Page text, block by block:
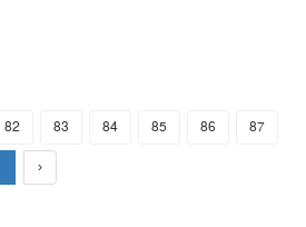
82 83 84 85 86 87
›